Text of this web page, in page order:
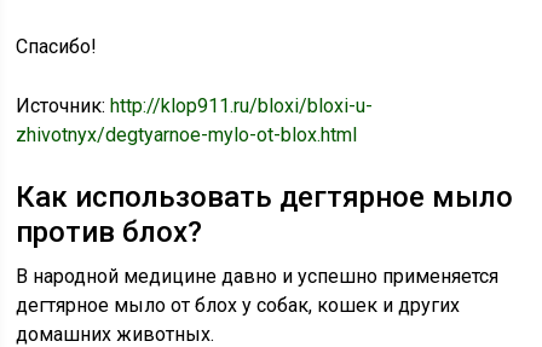
Спасибо!
Источник:http://klop911.ru/bloxi/bloxi-u-
zhivotnyx/degtyarnoe-mylo-ot-blox.html
Как использовать дегтярное мыло
против блох?
В народной медицине давно и успешно применяется
дегтярное мыло от блох у собак, кошек и других
домашних животных.